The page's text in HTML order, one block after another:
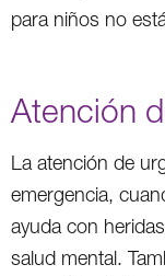
para niños no
Atención
La atención de
emergencia,
ayuda con
salud mental.